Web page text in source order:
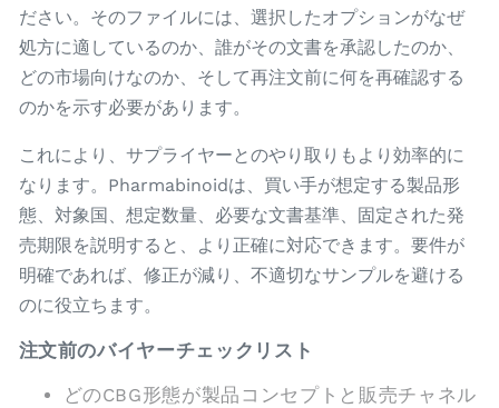
ださい。そのファイルには、選択したオプションがなぜ
処方に適しているのか、誰がその文書を承認したのか、
どの市場向けなのか、そして再注文前に何を再確認する
のかを示す必要があります。
これにより、サプライヤーとのやり取りもより効率的に
なります。Pharmabinoidは、買い手が想定する製品形
態、対象国、想定数量、必要な文書基準、固定された発
売期限を説明すると、より正確に対応できます。要件が
明確であれば、修正が減り、不適切なサンプルを避ける
のに役立ちます。
注文前のバイヤーチェックリスト
どのCBG形態が製品コンセプトと販売チャネル